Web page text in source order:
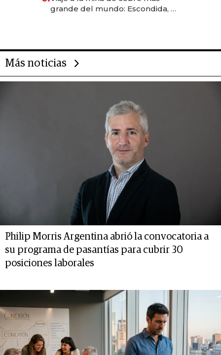
grande del mundo: Escondida, el
Más noticias
Philip Morris Argentina abrió la convocatoria a
su programa de pasantías para cubrir 30
posiciones laborales